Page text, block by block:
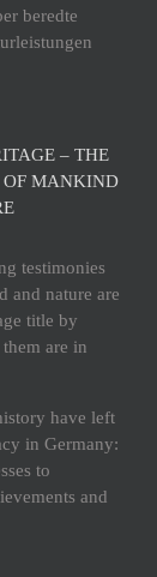
beredte
– THE
OF MANKIND
testimonies
and nature are
title by
are in
have left
in Germany:
to
and